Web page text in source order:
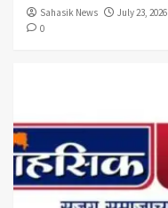
Sahasik News
July 23, 2026
0